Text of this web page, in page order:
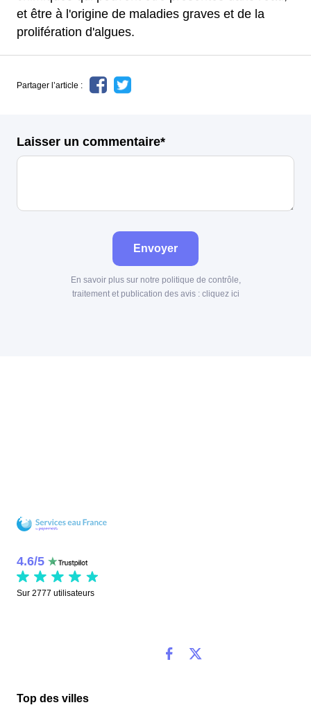
et être à l'origine de maladies graves et de la
prolifération d'algues.
Partager l’article :
Laisser un commentaire*
Envoyer
En savoir plus sur notre politique de contrôle,
traitement et publication des avis : cliquez ici
4.6/5
Sur 2777 utilisateurs
Top des villes